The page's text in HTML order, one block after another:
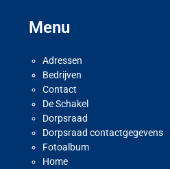
Menu
Adressen
Bedrijven
Contact
De Schakel
Dorpsraad
Dorpsraad contactgegevens
Fotoalbum
Home